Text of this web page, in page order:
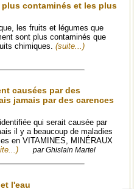
contaminés et les plus
les fruits et légumes que
sont plus contaminés que
chimiques. (suite...)
causées par des
jamais par des carences
qui serait causée par
il y a beaucoup de maladies
en VITAMINES, MINÉRAUX
par Ghislain Martel
l'eau